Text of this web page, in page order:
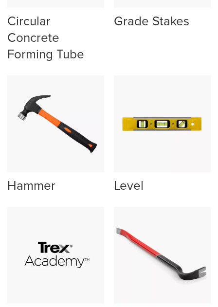
Circular
Concrete
Forming Tube
Grade Stakes
Hammer Level